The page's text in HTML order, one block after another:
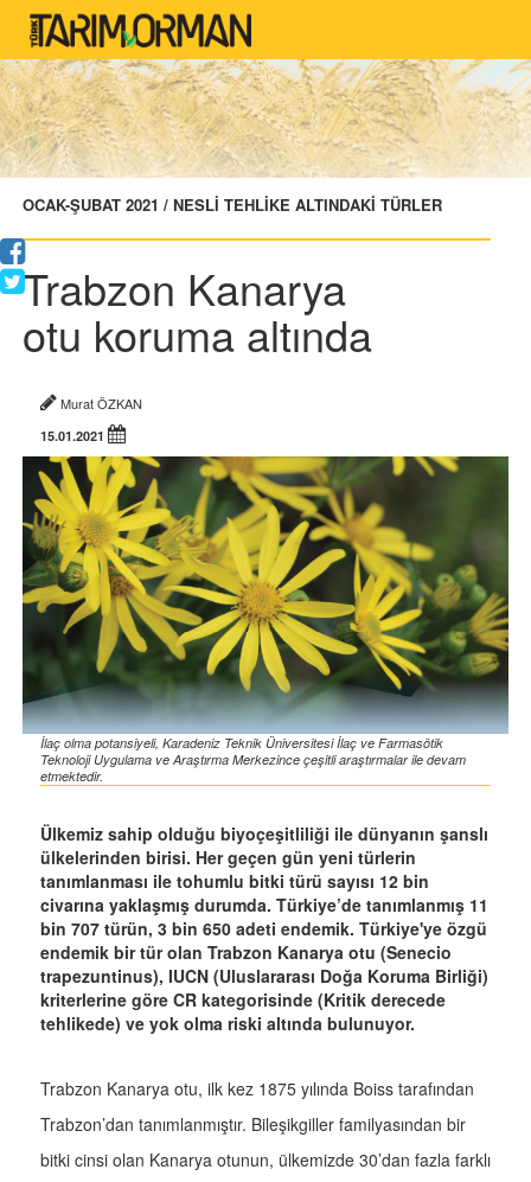
OCAK-ŞUBAT 2021 / NESLİ TEHLİKE ALTINDAKİ TÜRLER
Trabzon Kanarya
otu koruma altında
Murat ÖZKAN
15.01.2021
İlaç olma potansiyeli, Karadeniz Teknik Üniversitesi İlaç ve Farmasötik
Teknoloji Uygulama ve Araştırma Merkezince çeşitli araştırmalar ile devam
etmektedir.
Ülkemiz sahip olduğu biyoçeşitliliği ile dünyanın şanslı
ülkelerinden birisi. Her geçen gün yeni türlerin
tanımlanması ile tohumlu bitki türü sayısı 12 bin
civarına yaklaşmış durumda. Türkiye’de tanımlanmış 11
bin 707 türün, 3 bin 650 adeti endemik. Türkiye'ye özgü
endemik bir tür olan Trabzon Kanarya otu (Senecio
trapezuntinus), IUCN (Uluslararası Doğa Koruma Birliği)
kriterlerine göre CR kategorisinde (Kritik derecede
tehlikede) ve yok olma riski altında bulunuyor.
Trabzon Kanarya otu, ilk kez 1875 yılında Boiss tarafından
Trabzon’dan tanımlanmıştır. Bileşikgiller familyasından bir
bitki cinsi olan Kanarya otunun, ülkemizde 30’dan fazla farklı